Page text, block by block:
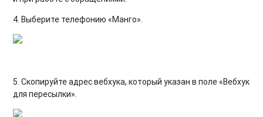
4. Выберите телефонию «Манго».
5. Скопируйте адрес вебхука, который указан в поле «Вебхук
для пересылки».